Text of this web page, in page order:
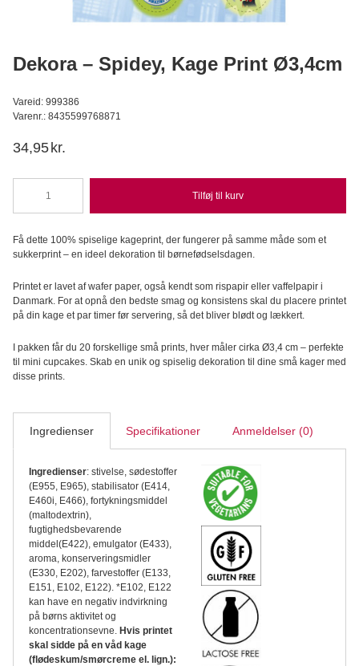
Læg i kurv
Dekora – Spidey, Kage Print Ø3,4cm
Vareid: 999386
Varenr.: 8435599768871
34,95 kr.
Dekora
-
Kage
Print
antal
Tilføj til kurv
Få dette 100% spiselige kageprint, der fungerer på samme måde som et
sukkerprint – en ideel dekoration til børnefødselsdagen.
Printet er lavet af wafer paper, også kendt som rispapir eller vaffelpapir i
Danmark. For at opnå den bedste smag og konsistens skal du placere printet
på din kage et par timer før servering, så det bliver blødt og lækkert.
I pakken får du 20 forskellige små prints, hver måler cirka Ø3,4 cm – perfekte
til mini cupcakes. Skab en unik og spiselig dekoration til dine små kager med
disse prints.
Ingredienser Specifikationer Anmeldelser (0)
Ingredienser: stivelse, sødestoffer
(E955, E965), stabilisator (E414,
E460i, E466), fortykningsmiddel
(maltodextrin),
fugtighedsbevarende
middel(E422), emulgator (E433),
aroma, konserveringsmidler
(E330, E202), farvestoffer (E133,
E151, E102, E122). *E102, E122
kan have en negativ indvirkning
på børns aktivitet og
koncentrationsevne. Hvis printet
skal sidde på en våd kage
(flødeskum/smørcreme el. lign.):